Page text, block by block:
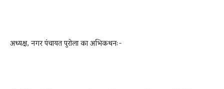
अध्यक्ष, नगर पंचायत पुरोला का अभिकथनः-